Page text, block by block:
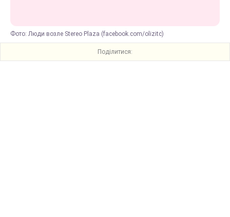
Фото: Люди возле Stereo Plaza (facebook.com/olizitc)
Поділитися: